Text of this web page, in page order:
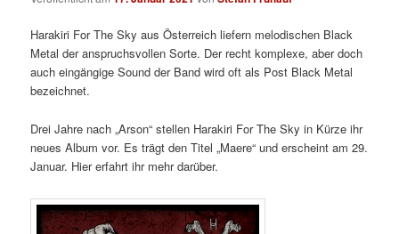
Harakiri For The Sky aus Österreich liefern melodischen Black
Metal der anspruchsvollen Sorte. Der recht komplexe, aber doch
auch eingängige Sound der Band wird oft als Post Black Metal
bezeichnet.
Drei Jahre nach „Arson“ stellen Harakiri For The Sky in Kürze ihr
neues Album vor. Es trägt den Titel „Maere“ und erscheint am 29.
Januar. Hier erfahrt ihr mehr darüber.